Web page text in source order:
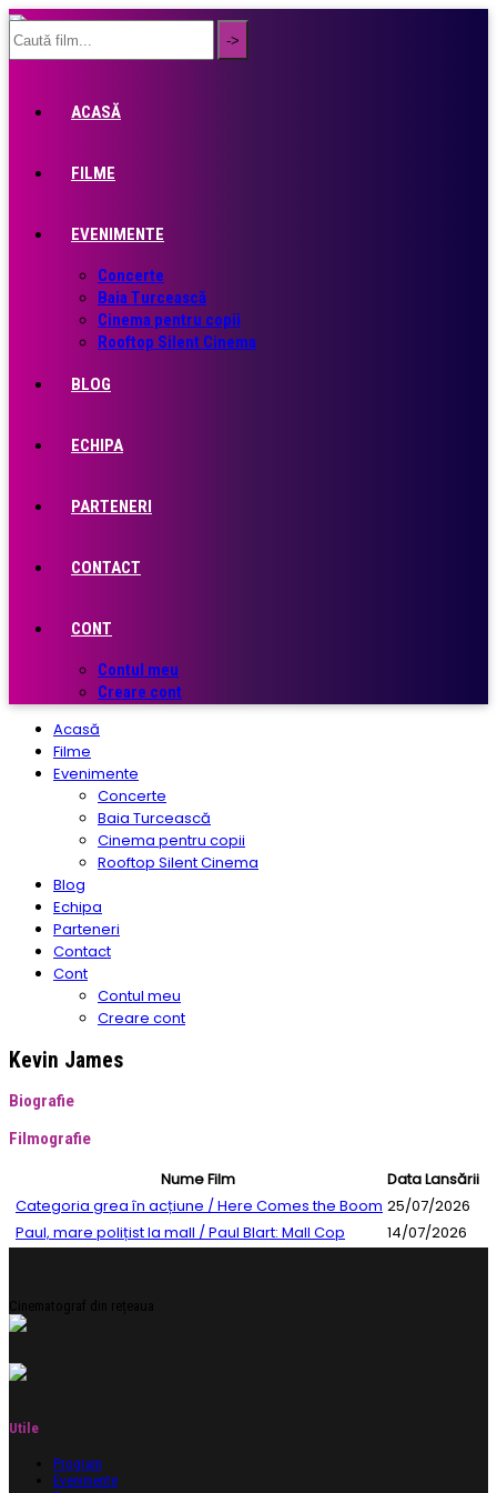
ACASĂ
FILME
EVENIMENTE
Concerte
Baia Turcească
Cinema pentru copii
Rooftop Silent Cinema
BLOG
ECHIPA
PARTENERI
CONTACT
CONT
Contul meu
Creare cont
Acasă
Filme
Evenimente
Concerte
Baia Turcească
Cinema pentru copii
Rooftop Silent Cinema
Blog
Echipa
Parteneri
Contact
Cont
Contul meu
Creare cont
Kevin James
Biografie
Filmografie
Nume Film
Data Lansării
Categoria grea în acțiune / Here Comes the Boom 25/07/2026
Paul, mare polițist la mall / Paul Blart: Mall Cop
14/07/2026
Cinematograf din rețeaua
Utile
Program
Evenimente